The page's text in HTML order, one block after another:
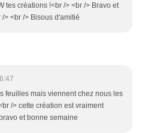
tes créations !<br /> <br /> Bravo et
> <br /> Bisous d'amitié
feuilles mais viennent chez nous les
/> cette création est vraiment
et bonne semaine